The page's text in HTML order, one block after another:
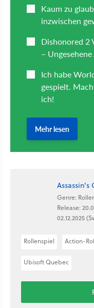
Assassin's
Genre:
Release:
02.12.2025
Rollenspiel Action-
Ubisoft Quebec